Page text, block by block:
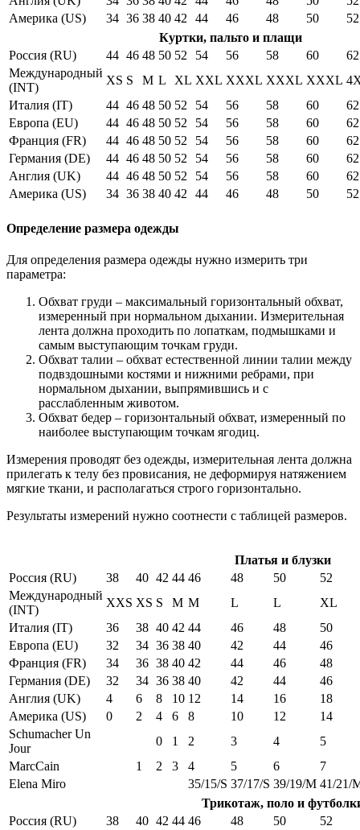
Америка (US)
34 36 38 40 42 44 46 48 50
52
Куртки, пальто и плащи
Россия (RU)
44 46 48 50 52 54 56 58 60
62
Международный
(INT)
XS S M L XL XXL XXXL XXXL XXXL
Италия (IT)
44 46 48 50 52 54 56 58 60
62
Европа (EU)
44 46 48 50 52 54 56 58 60
62
Франция (FR)
44 46 48 50 52 54 56 58 60
62
Германия (DE)
44 46 48 50 52 54 56 58 60
62
Англия (UK)
44 46 48 50 52 54 56 58 60
62
Америка (US)
34 36 38 40 42 44 46 48 50 52
Определение размера одежды
Для определения размера одежды нужно измерить три
параметра:
Обхват груди – максимальный горизонтальный обхват,
измеренный при нормальном дыхании. Измерительная
лента должна проходить по лопаткам, подмышками и
самым выступающим точкам груди.
Обхват талии – обхват естественной линии талии между
подвздошными костями и нижними ребрами, при
нормальном дыхании, выпрямившись и с
расслабленным животом.
Обхват бедер – горизонтальный обхват, измеренный по
наиболее выступающим точкам ягодиц.
Измерения проводят без одежды, измерительная лента должна
прилегать к телу без провисания, не деформируя натяжением
мягкие ткани, и располагаться строго горизонтально.
Результаты измерений нужно соотнести с таблицей размеров.
Платья и блузки
Россия (RU)
38 40 42 44 46 48 50
52
Международный
(INT)
XXS XS S M M L L
XL
Италия (IT)
36 38 40 42 44 46 48
50
Европа (EU)
32 34 36 38 40 42 44
46
Франция (FR)
34 36 38 40 42 44 46
48
Германия (DE)
32 34 36 38 40 42 44
46
Англия (UK)
4 6 8 10 12 14 16
18
Америка (US)
0 2 4 6 8 10 12
14
Schumacher Un
Jour
0 1 2 3 4
5
MarcCain
1 2 3 4 5 6
7
Elena Miro
35/15/S 37/17/S 39/19/M 41/21/
Трикотаж, поло и
Россия (RU)
38 40 42 44 46 48 50
52